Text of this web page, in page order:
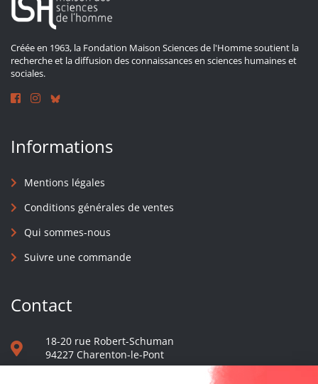
Créée en 1963, la Fondation Maison Sciences de l'Homme soutient la
recherche et la diffusion des connaissances en sciences humaines et
sociales.
Informations
Mentions légales
Conditions générales de ventes
Qui sommes-nous
Suivre une commande
Contact
18-20 rue Robert-Schuman
94227 Charenton-le-Pont